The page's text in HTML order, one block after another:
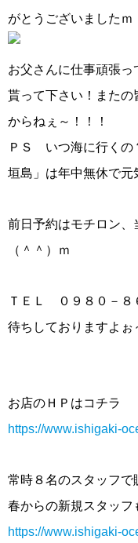
がとうございましたｍ
お父さんに仕事頑張
貰って下さい！また
からねぇ～！！！
ＰＳ いつ海に行くの
垣島」は年中無休で元
前日予約はモチロン、
（＾＾）ｍ
ＴＥＬ ０９８０－
待ちしておりますよぉ
お店のＨＰはコチラ
https://www.ishigaki-
常時８名のスタッフ
春からの新規スタッフ
https://www.ishigaki-